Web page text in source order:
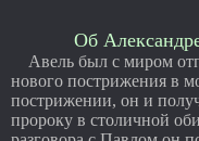
Об
Авель был с миром
нового пострижения в
пострижении, он и
пророку в столичной